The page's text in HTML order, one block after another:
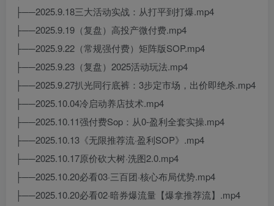
├──2025.9.18三大活动实战：从打平到打爆.mp4
├──2025.9.19（复盘）高投产微付费.mp4
├──2025.9.22（常规强付费）矩阵版SOP.mp4
├──2025.9.23（复盘）2025活动玩法.mp4
├──2025.9.27扒光同行底裤：3步定市场，出价即绝杀.mp4
├──2025.10.04冷启动养店技术.mp4
├──2025.10.11强付费Sop：从0-盈利全套实操.mp4
├──2025.10.13《无限推荐流·盈利SOP》.mp4
├──2025.10.17原价砍大树·洗图2.0.mp4
├──2025.10.20必看03·三百团·核心布局优势.mp4
├──2025.10.20必看02·暗券爆流量【爆拿推荐流】.mp4